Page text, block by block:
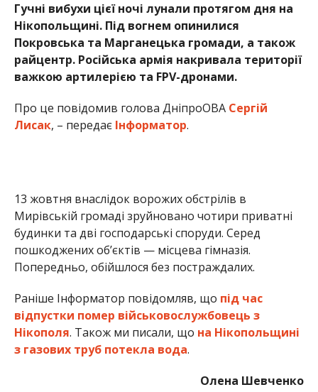
Гучні вибухи цієї ночі лунали протягом дня на
Нікопольщині. Під вогнем опинилися
Покровська та Марганецька громади, а також
райцентр. Російська армія накривала території
важкою артилерією та FPV-дронами.
Про це повідомив голова ДніпроОВА Сергій
Лисак, – передає Інформатор.
13 жовтня внаслідок ворожих обстрілів в
Мирівській громаді зруйновано чотири приватні
будинки та дві господарські споруди. Серед
пошкоджених об’єктів — місцева гімназія.
Попередньо, обійшлося без постраждалих.
Раніше Інформатор повідомляв, що під час
відпустки помер військовослужбовець з
Нікополя. Також ми писали, що на Нікопольщині
з газових труб потекла вода.
Олена Шевченко